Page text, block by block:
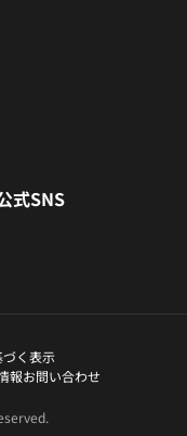
式SNS
く表示
報お問い合わせ